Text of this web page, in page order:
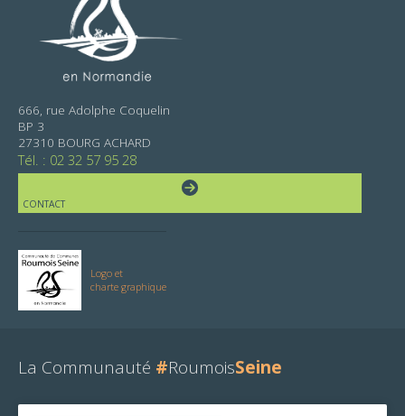
666, rue Adolphe Coquelin
BP 3
27310 BOURG ACHARD
Tél. : 02 32 57 95 28
CONTACT
Logo et
charte graphique
La Communauté #RoumoisSeine